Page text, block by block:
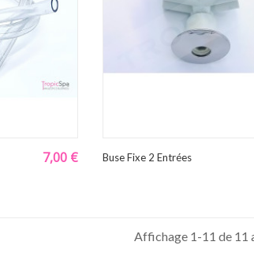
7,00 € Buse Fixe 2 Entrées
Affichage 1-11 de 11